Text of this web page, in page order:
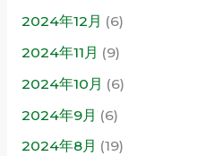
2024年12月 (6)
2024年11月 (9)
2024年10月 (6)
2024年9月 (6)
2024年8月 (19)